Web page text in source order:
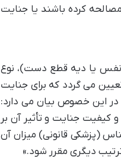
کرده باشند یا جنایت
نفس یا دیه قطع دست)، نوع
می گردد که برای جنایت
ماده ۴۴۹ قانون مجازات اسلامی در این خصوص بیان می دارد:
کیفیت جنایت و تأثیر آن بر
(پزشکی قانونی) میزان آن
دیگری مقرر شود.»